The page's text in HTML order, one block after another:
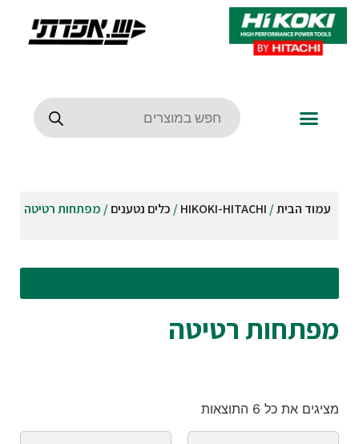
עמוד הבית/
HIKOKI-HITACHI
/ כלים נטענים/ מפתחות רטיטה
מפתחות רטיטה
מציגים את כל ⁦6⁩ התוצאות